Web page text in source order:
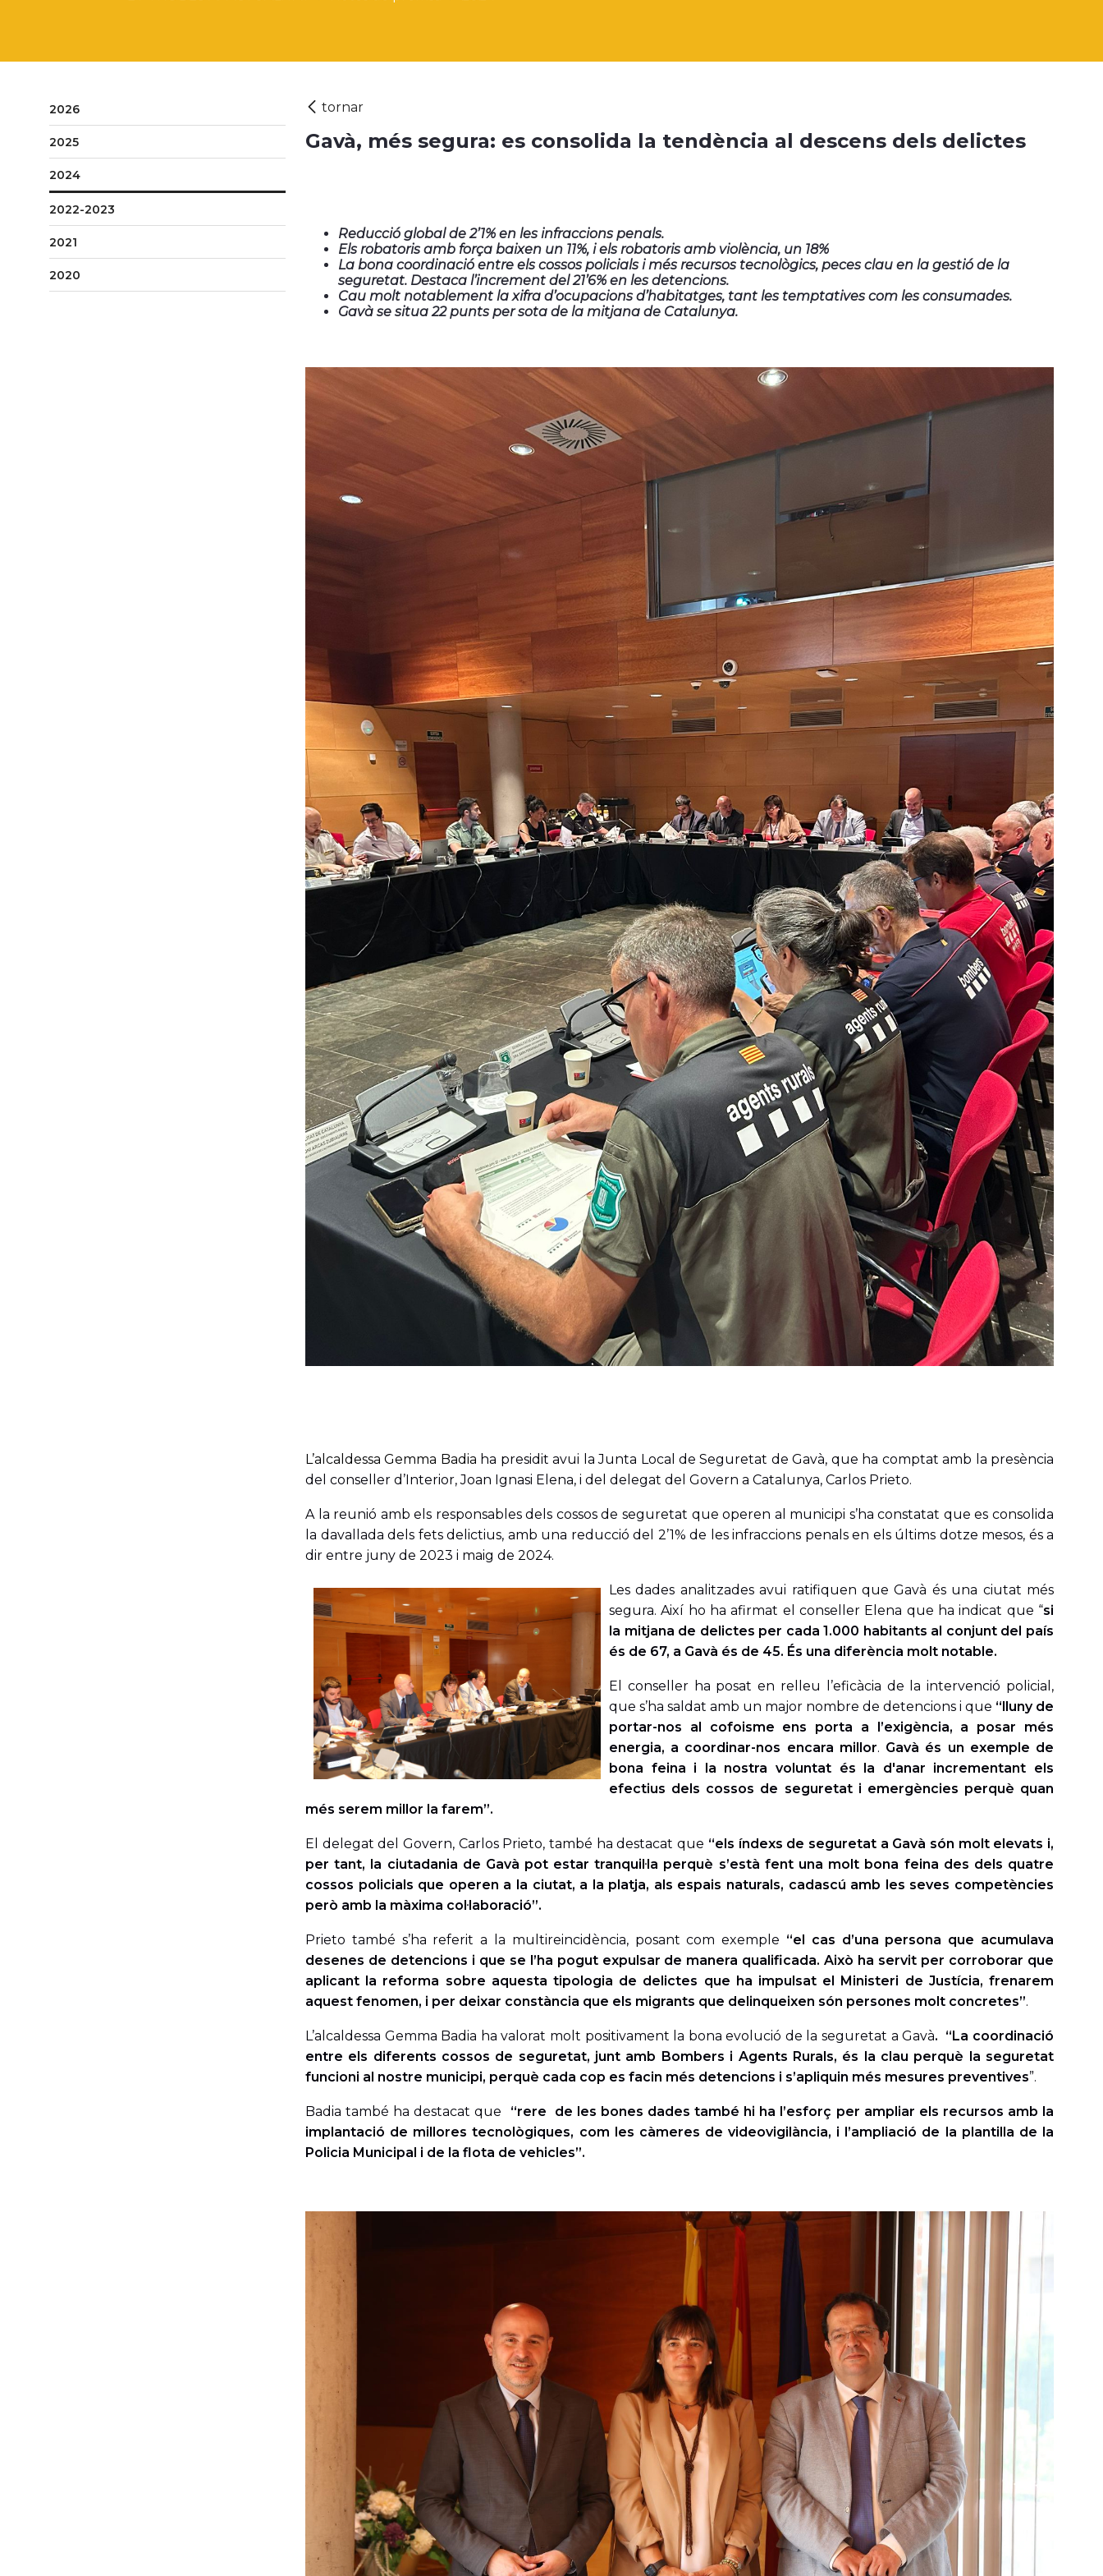
2026
2025
2024
2022-2023
2021
2020
Gavà, més segura: es consolida la tendència al descens dels delictes
Reducció global de 2’1% en les infraccions penals.
Els robatoris amb força baixen un 11%, i els robatoris amb violència, un 18%
La bona coordinació entre els cossos policials i més recursos tecnològics, peces clau en la gestió de la
seguretat. Destaca l’increment del 21’6% en les detencions.
Cau molt notablement la xifra d’ocupacions d’habitatges, tant les temptatives com les consumades.
Gavà se situa 22 punts per sota de la mitjana de Catalunya.
L’alcaldessa Gemma Badia ha presidit avui la Junta Local de Seguretat de Gavà, que ha comptat amb la presència
del conseller d’Interior, Joan Ignasi Elena, i del delegat del Govern a Catalunya, Carlos Prieto.
A la reunió amb els responsables dels cossos de seguretat que operen al municipi s’ha constatat que es consolida
la davallada dels fets delictius, amb una reducció del 2’1% de les infraccions penals en els últims dotze mesos, és a
dir entre juny de 2023 i maig de 2024.
Les dades analitzades avui ratifiquen que Gavà és una ciutat més
segura. Així ho ha afirmat el conseller Elena que ha indicat que “si
la mitjana de delictes per cada 1.000 habitants al conjunt del país
és de 67, a Gavà és de 45. És una diferència molt notable.
El conseller ha posat en relleu l’eficàcia de la intervenció policial,
que s’ha saldat amb un major nombre de detencions i que “lluny de
portar-nos al cofoisme ens porta a l’exigència, a posar més
energia, a coordinar-nos encara millor. Gavà és un exemple de
bona feina i la nostra voluntat és la d'anar incrementant els
efectius dels cossos de seguretat i emergències perquè quan
més serem millor la farem”.
El delegat del Govern, Carlos Prieto, també ha destacat que “els índexs de seguretat a Gavà són molt elevats i,
per tant, la ciutadania de Gavà pot estar tranquil·la perquè s’està fent una molt bona feina des dels quatre
cossos policials que operen a la ciutat, a la platja, als espais naturals, cadascú amb les seves competències
però amb la màxima col·laboració”.
Prieto també s’ha referit a la multireincidència, posant com exemple “el cas d’una persona que acumulava
desenes de detencions i que se l’ha pogut expulsar de manera qualificada. Això ha servit per corroborar que
aplicant la reforma sobre aquesta tipologia de delictes que ha impulsat el Ministeri de Justícia, frenarem
aquest fenomen, i per deixar constància que els migrants que delinqueixen són persones molt concretes”.
L’alcaldessa Gemma Badia ha valorat molt positivament la bona evolució de la seguretat a Gavà. “La coordinació
entre els diferents cossos de seguretat, junt amb Bombers i Agents Rurals, és la clau perquè la seguretat
funcioni al nostre municipi, perquè cada cop es facin més detencions i s’apliquin més mesures preventives”.
Badia també ha destacat que
“rere de les bones dades també hi ha l’esforç per ampliar els recursos amb la
implantació de millores tecnològiques, com les càmeres de videovigilància, i l’ampliació de la plantilla de la
Policia Municipal i de la flota de vehicles”.